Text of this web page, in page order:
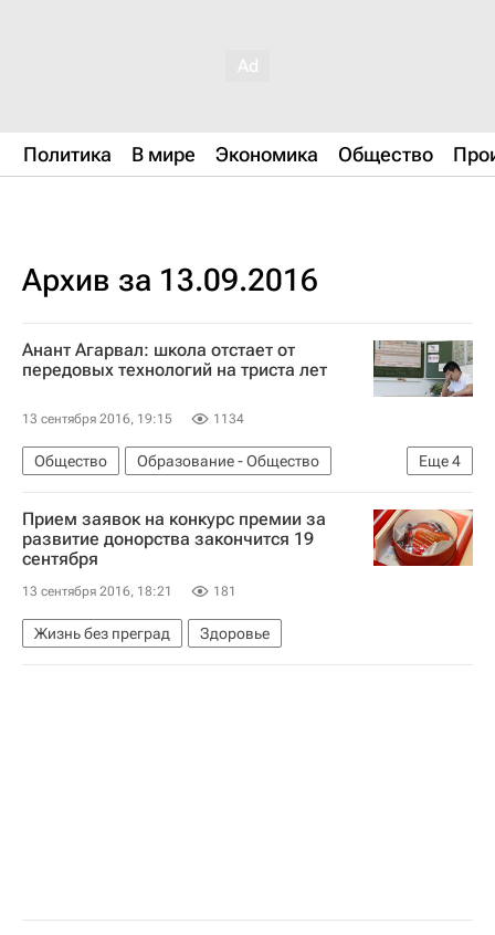
Политика В мире Экономика Общество
Архив за 13.09.2016
Анант Агарвал: школа отстает от
передовых технологий на триста лет
13 сентября 2016, 19:15 1134
Еще4
Общество
Образование - Общество
СН_Образование
Алевтина Черникова
МИСиС
Образование
Прием заявок на конкурс премии за
развитие донорства закончится 19
сентября
13 сентября 2016, 18:21 181
Жизнь без преград Здоровье